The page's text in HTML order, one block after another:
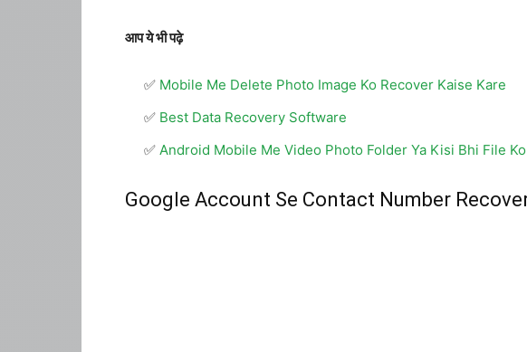
आप ये भी पढ़े
Mobile Me Delete Photo Image Ko Recover Kaise Kare
Best Data Recovery Software
Android Mobile Me Video Photo Folder Ya Kisi Bhi File
Google Account Se Contact Number